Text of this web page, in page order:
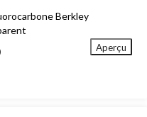
Berkley
Aperçu